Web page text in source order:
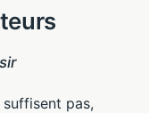
pas,